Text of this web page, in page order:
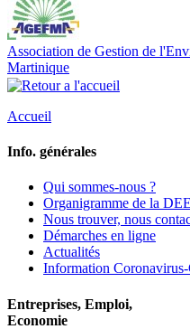
Association de Gestion de
Martinique
Accueil
Info. générales
Qui sommes-nous ?
Organigramme de la
Nous trouver, nous
Démarches en ligne
Actualités
Information
Entreprises, Emploi,
Economie